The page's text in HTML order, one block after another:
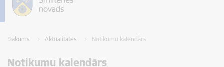
Sākums Aktualitātes Notikumu kalendārs
Notikumu kalendārs